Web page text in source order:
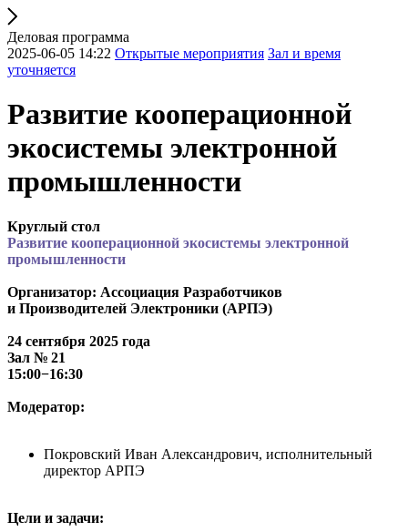
Деловая программа
2025-06-05 14:22 Открытые мероприятия Зал и время
уточняется
Развитие кооперационной
экосистемы электронной
промышленности
Круглый стол
Развитие кооперационной экосистемы электронной
промышленности
Организатор: Ассоциация Разработчиков
и Производителей Электроники (АРПЭ)
24 сентября 2025 года
Зал № 21
15:00−16:30
Модератор:
Покровский Иван Александрович, исполнительный
директор АРПЭ
Цели и задачи: